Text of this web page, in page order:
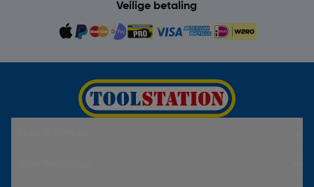
Veilige betaling